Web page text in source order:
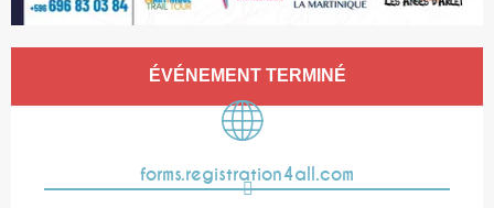
Ouverture et coordonnées
ÉVÉNEMENT TERMINÉ
forms.registration4all.com